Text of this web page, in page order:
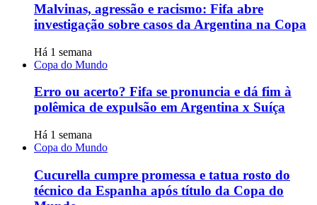
Malvinas, agressão e racismo: Fifa abre
investigação sobre casos da Argentina na Copa
Há 1 semana
Copa do Mundo
Erro ou acerto? Fifa se pronuncia e dá fim à
polêmica de expulsão em Argentina x Suíça
Há 1 semana
Copa do Mundo
Cucurella cumpre promessa e tatua rosto do
técnico da Espanha após título da Copa do